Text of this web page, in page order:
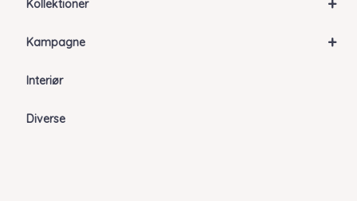
Kollektioner
+
Kampagne
Interiør
Diverse